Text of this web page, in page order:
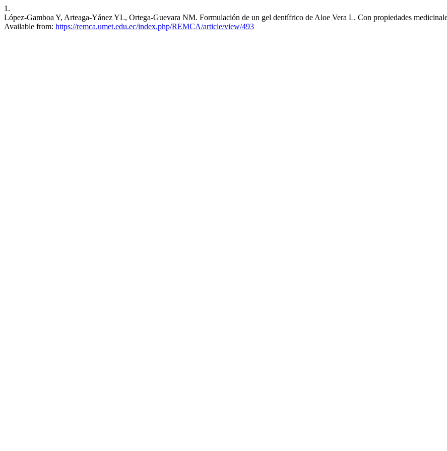
1.
López-Gamboa Y, Arteaga-Yánez YL, Ortega-Guevara NM. Formulación de un gel dentífrico de Aloe Vera L. Con propiedades
Available from: https://remca.umet.edu.ec/index.php/REMCA/article/view/493